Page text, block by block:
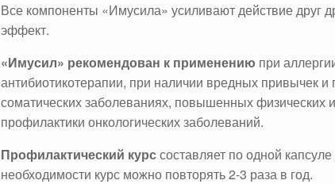
Все компоненты «Имусила» усиливают действие друг
эффект.
«Имусил» рекомендован к применению при
антибиотикотерапии, при наличии вредных привычек
соматических заболеваниях, повышенных физических и
профилактики онкологических заболеваний.
Профилактический курссоставляет по одной
необходимости курс можно повторять 2-3 раза в год.